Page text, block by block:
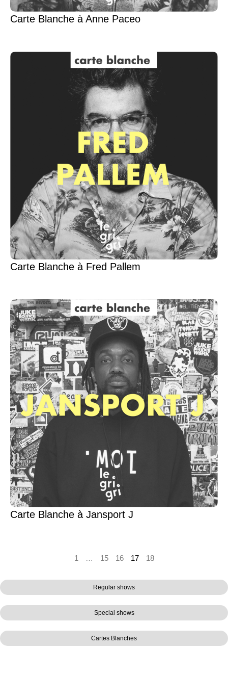
Regular shows
Special shows
Cartes Blanches
Carte Blanche à Anne Paceo
Carte Blanche à Fred Pallem
Carte Blanche à Jansport J
1 … 15 16 17 18